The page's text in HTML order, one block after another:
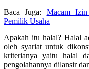
Baca Juga: Macam
Pemilik Usaha
Apakah itu halal? Halal
oleh syariat untuk
kriterianya yaitu halal
pengolahannya dilansir